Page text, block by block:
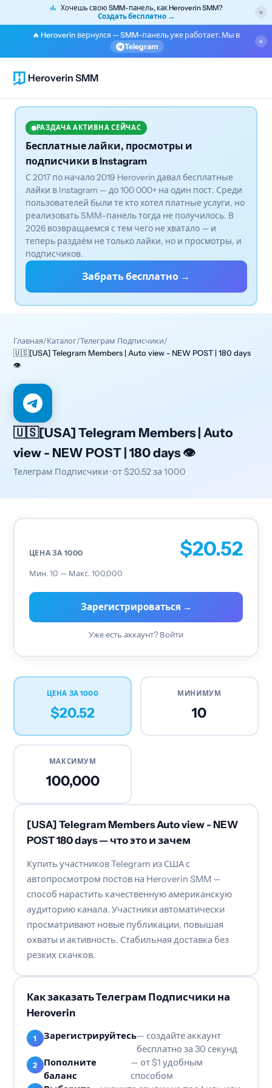
Хочешь свою SMM-панель, как Heroverin SMM?
Создать бесплатно →
×
🔥 Heroverin вернулся — SMM-панель уже работает. Мы в
Telegram
×
Heroverin SMM
РАЗДАЧА АКТИВНА СЕЙЧАС
Бесплатные лайки, просмотры и
подписчики в Instagram
С 2017 по начало 2019 Heroverin давал бесплатные
лайки в Instagram — до 100 000+ на один пост. Среди
пользователей были те кто хотел платные услуги, но
реализовать SMM-панель тогда не получилось. В
2026 возвращаемся с тем чего не хватало — и
теперь раздаём не только лайки, но и просмотры, и
подписчиков.
Забрать бесплатно →
Главная/Каталог/Телеграм Подписчики/
🇺🇸[USA] Telegram Members | Auto view - NEW POST | 180 days
👁
🇺🇸[USA] Telegram Members | Auto
view - NEW POST | 180 days 👁
Телеграм Подписчики · от $20.52за 1000
ЦЕНА ЗА 1000
$20.52
МИНИМУМ
10
МАКСИМУМ
100,000
[USA] Telegram Members Auto view - NEW
POST 180 days — что это и зачем
Купить участников Telegram из США с
автопросмотром постов на Heroverin SMM —
способ нарастить качественную американскую
аудиторию канала. Участники автоматически
просматривают новые публикации, повышая
охваты и активность. Стабильная доставка без
резких скачков.
Как заказать Телеграм Подписчики на
Heroverin
Зарегистрируйтесь— создайте аккаунт
бесплатно за 30 секунд
Пополните
баланс
— от $1 удобным
способом
ЦЕНА ЗА 1000 $20.52
Мин. 10 — Макс. 100,000
Зарегистрироваться →
Уже есть аккаунт? Войти